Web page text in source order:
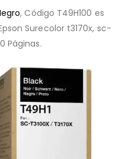
, Código T49H100 es
Surecolor t3170x, sc-
Páginas.